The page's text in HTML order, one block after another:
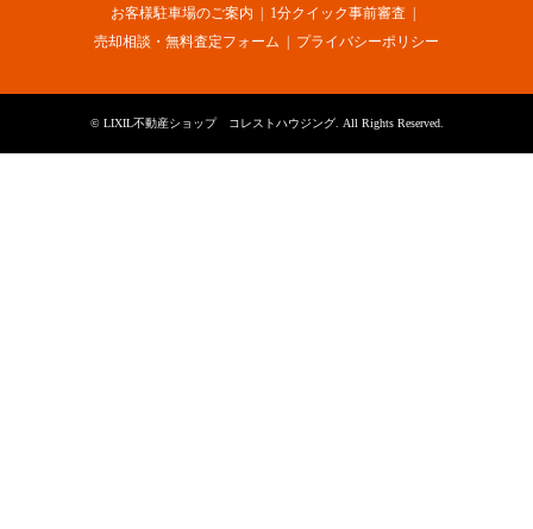
お客様駐車場のご案内
1分クイック事前審査
売却相談・無料査定フォーム
プライバシーポリシー
© LIXIL不動産ショップ コレストハウジング. All Rights Reserved.